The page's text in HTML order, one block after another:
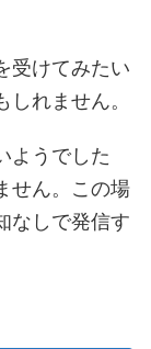
受けてみたい
れません。
ようでした
せん。この場
なしで発信す